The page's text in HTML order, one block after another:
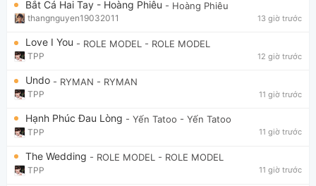
Bắt Cá Hai Tay - Hoàng Phiêu - Hoàng Phiêu
thangnguyen19032011 13 giờ trước
Love I You - ROLE MODEL - ROLE MODEL
TPP 12 giờ trước
Undo - RYMAN - RYMAN
TPP 11 giờ trước
Hạnh Phúc Đau Lòng - Yến Tatoo - Yến Tatoo
TPP 11 giờ trước
The Wedding - ROLE MODEL - ROLE MODEL
TPP 11 giờ trước